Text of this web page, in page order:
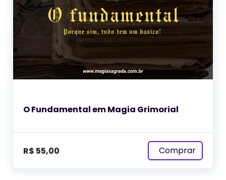
O Fundamental em Magia Grimorial
R$ 55,00 Comprar